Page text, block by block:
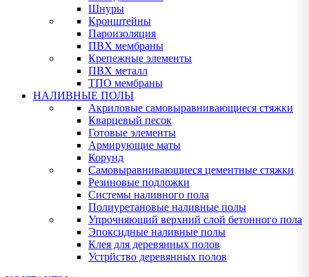
Шнуры
Кронштейны
Пароизоляция
ПВХ мембраны
Крепежные элементы
ПВХ металл
ТПО мембраны
НАЛИВНЫЕ ПОЛЫ
Акриловые самовыравнивающиеся стяжки
Кварцевый песок
Готовые элементы
Армирующие маты
Корунд
Самовыравнивающиеся цементные стяжки
Резиновые подложки
Системы наливного пола
Полиуретановые наливные полы
Упрочняющий верхний слой бетонного пола
Эпоксидные наливные полы
Клея для деревянных полов
Устрйство деревянных полов